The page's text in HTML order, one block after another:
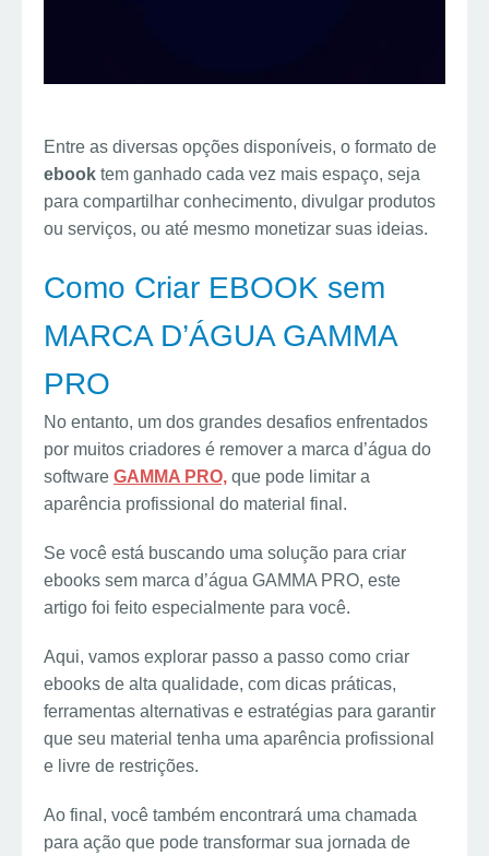
Entre as diversas opções disponíveis, o formato de
ebook tem ganhado cada vez mais espaço, seja
para compartilhar conhecimento, divulgar produtos
ou serviços, ou até mesmo monetizar suas ideias.
Como Criar EBOOK sem
MARCA D’ÁGUA GAMMA
PRO
No entanto, um dos grandes desafios enfrentados
por muitos criadores é remover a marca d’água do
software GAMMA PRO, que pode limitar a
aparência profissional do material final.
Se você está buscando uma solução para criar
ebooks sem marca d’água GAMMA PRO, este
artigo foi feito especialmente para você.
Aqui, vamos explorar passo a passo como criar
ebooks de alta qualidade, com dicas práticas,
ferramentas alternativas e estratégias para garantir
que seu material tenha uma aparência profissional
e livre de restrições.
Ao final, você também encontrará uma chamada
para ação que pode transformar sua jornada de